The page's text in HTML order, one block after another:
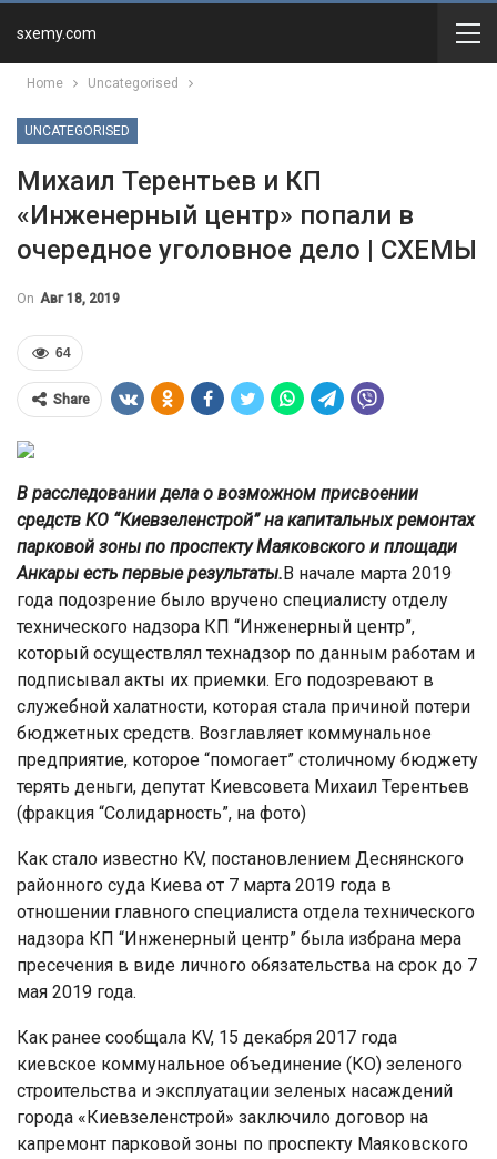
sxemy.com
Home Uncategorised
UNCATEGORISED
Михаил Терентьев и КП
«Инженерный центр» попали в
очередное уголовное дело | СХЕМЫ
On Авг 18, 2019
64
Share
В расследовании дела о возможном присвоении
средств КО “Киевзеленстрой” на капитальных ремонтах
парковой зоны по проспекту Маяковского и площади
Анкары есть первые результаты.В начале марта 2019
года подозрение было вручено специалисту отделу
технического надзора КП “Инженерный центр”,
который осуществлял технадзор по данным работам и
подписывал акты их приемки. Его подозревают в
служебной халатности, которая стала причиной потери
бюджетных средств. Возглавляет коммунальное
предприятие, которое “помогает” столичному бюджету
терять деньги, депутат Киевсовета Михаил Терентьев
(фракция “Солидарность”, на фото)
Как стало известно KV, постановлением Деснянского
районного суда Киева от 7 марта 2019 года в
отношении главного специалиста отдела технического
надзора КП “Инженерный центр” была избрана мера
пресечения в виде личного обязательства на срок до 7
мая 2019 года.
Как ранее сообщала KV, 15 декабря 2017 года
киевское коммунальное объединение (КО) зеленого
строительства и эксплуатации зеленых насаждений
города «Киевзеленстрой» заключило договор на
капремонт парковой зоны по проспекту Маяковского